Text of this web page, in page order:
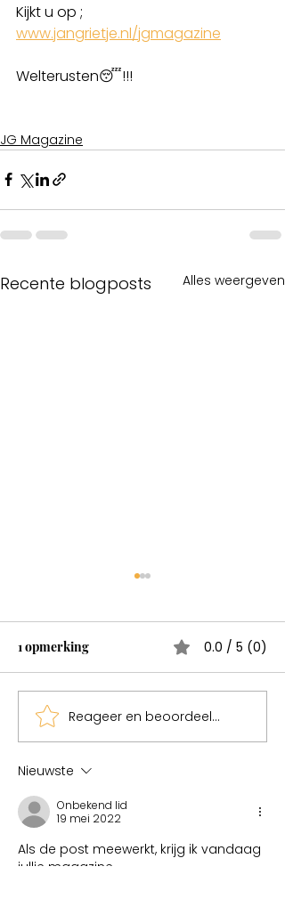
Kijkt u op ;
www.jangrietje.nl/jgmagazine
Welterusten😴!!!
JG Magazine
Recente blogposts Alles weergeven
JanGrietje, unieke
sprekers met een
boodschap!
1 opmerking 0.0 / 5 (0)
Reageer en beoordeel...
Nieuwste
Onbekend lid
19 mei 2022
Als de post meewerkt, krijg ik vandaag
jullie magazine.....